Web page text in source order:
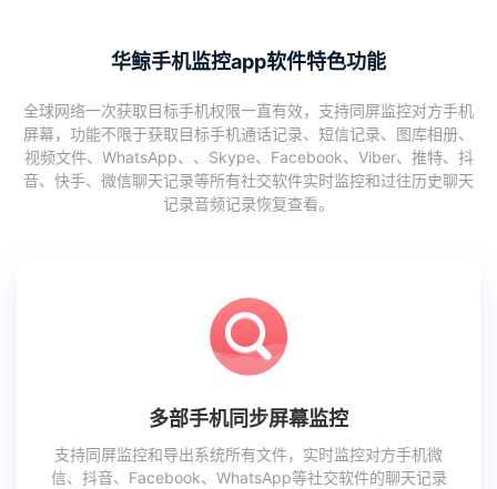
华鲸手机监控app软件特色功能
全球网络一次获取目标手机权限一直有效，支持同屏监控对方手机
屏幕，功能不限于获取目标手机通话记录、短信记录、图库相册、
视频文件、WhatsApp、、Skype、Facebook、Viber、推特、抖
音、快手、微信聊天记录等所有社交软件实时监控和过往历史聊天
记录音频记录恢复查看。
多部手机同步屏幕监控
支持同屏监控和导出系统所有文件，实时监控对方手机微
信、抖音、Facebook、WhatsApp等社交软件的聊天记录